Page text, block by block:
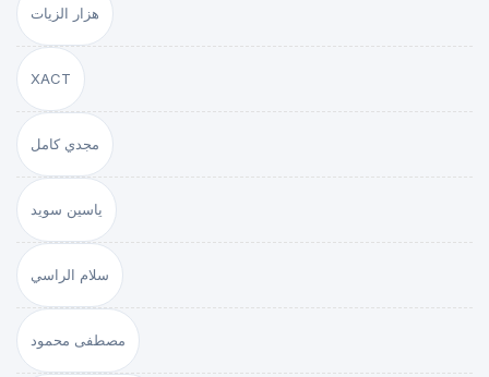
هزار الزيات
XACT
مجدي كامل
ياسين سويد
سلام الراسي
مصطفى محمود